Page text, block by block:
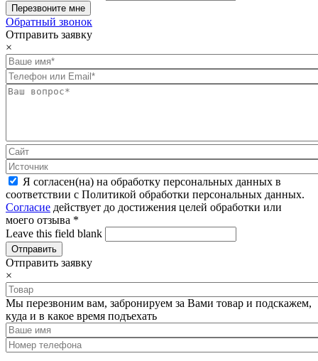
Обратный звонок
Отправить заявку
×
Я согласен(на) на обработку персональных данных в
соответствии с Политикой обработки персональных данных.
Согласие действует до достижения целей обработки или
моего отзыва *
Leave this field blank
Отправить заявку
×
Мы перезвоним вам, забронируем за Вами товар и подскажем,
куда и в какое время подъехать